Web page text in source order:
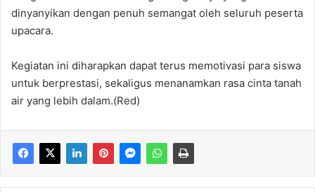
dinyanyikan dengan penuh semangat oleh seluruh peserta
upacara.
Kegiatan ini diharapkan dapat terus memotivasi para siswa
untuk berprestasi, sekaligus menanamkan rasa cinta tanah
air yang lebih dalam.(Red)